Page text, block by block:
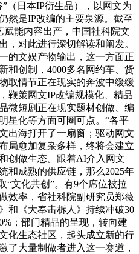
（日本IP衍生品），以网文为
然是IP改编的主要泉源。截至
赋能内容出产，中国社科院文
，对此进行深切解读和阐发。
的文娱产物输出，这一方面正
和创制，4000多名网约车、货
取情节正在现实的奔波中缓缓
鞭策网文IP改编规模化、精品
微短剧正在现实题材创做、编
星化等方面可圈可点。“各平
出海打开了一扇窗；驱动网文
局愈加复杂多样，终将会建立
创做生态。跟着AI介入网文
和成熟的供应链，那么2025年
“文化共创”。有9个席位被拉
效率，省社科院副研究员郑薇
和《大奉击柝人》持续冲破30
；部门精品的呈现，转向建
化生态社区，起头成立新的行
了大量制做者进入这一赛道，